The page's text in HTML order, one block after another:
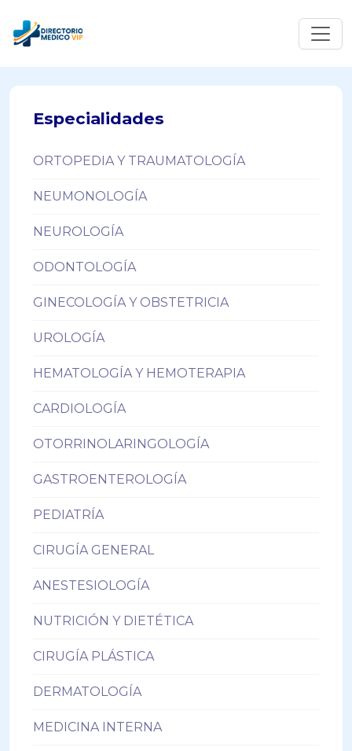
Especialidades
ORTOPEDIA Y TRAUMATOLOGÍA
NEUMONOLOGÍA
NEUROLOGÍA
ODONTOLOGÍA
GINECOLOGÍA Y OBSTETRICIA
UROLOGÍA
HEMATOLOGÍA Y HEMOTERAPIA
CARDIOLOGÍA
OTORRINOLARINGOLOGÍA
GASTROENTEROLOGÍA
PEDIATRÍA
CIRUGÍA GENERAL
ANESTESIOLOGÍA
NUTRICIÓN Y DIETÉTICA
CIRUGÍA PLÁSTICA
DERMATOLOGÍA
MEDICINA INTERNA